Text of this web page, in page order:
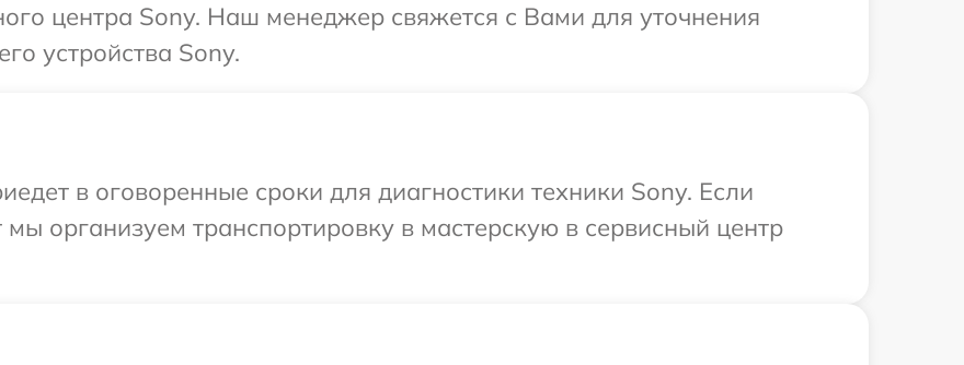
центра Sony. Наш менеджер свяжется с Вами для уточнения
устройства Sony.
в оговоренные сроки для диагностики техники Sony. Если
организуем транспортировку в мастерскую в сервисный центр